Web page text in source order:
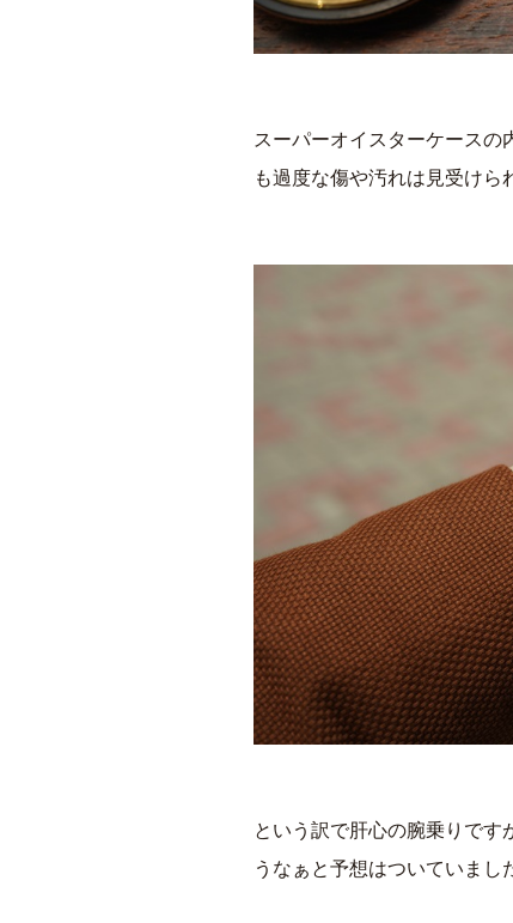
スーパーオイスターケースの
も過度な傷や汚れは見受けら
という訳で肝心の腕乗りです
うなぁと予想はついていまし